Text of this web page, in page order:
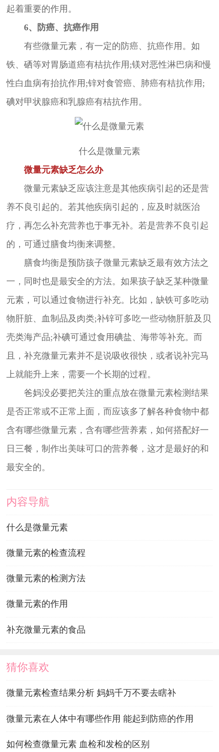
起着重要的作用。
6、防癌、抗癌作用
有些微量元素，有一定的防癌、抗癌作用。如
铁、硒等对胃肠道癌有桔抗作用;镁对恶性淋巴病和慢
性白血病有抬抗作用;锌对食管癌、肺癌有桔抗作用;
碘对甲状腺癌和乳腺癌有桔抗作用。
什么是微量元素
微量元素缺乏怎么办
微量元素缺乏应该注意是其他疾病引起的还是营
养不良引起的。若其他疾病引起的，应及时就医治
疗，再怎么补充营养也于事无补。若是营养不良引起
的，可通过膳食均衡来调整。
膳食均衡是预防孩子微量元素缺乏最有效方法之
一，同时也是最安全的方法。如果孩子缺乏某种微量
元素，可以通过食物进行补充。比如，缺铁可多吃动
物肝脏、血制品及肉类;补锌可多吃一些动物肝脏及贝
壳类海产品;补碘可通过食用碘盐、海带等补充。而
且，补充微量元素并不是说吸收很快，或者说补完马
上就能升上来，需要一个长期的过程。
爸妈没必要把关注的重点放在微量元素检测结果
是否正常或不正常上面，而应该多了解各种食物中都
含有哪些微量元素，含有哪些营养素，如何搭配好一
日三餐，制作出美味可口的营养餐，这才是最好的和
最安全的。
内容导航
什么是微量元素
微量元素的检查流程
微量元素的检测方法
微量元素的作用
补充微量元素的食品
猜你喜欢
微量元素检查结果分析 妈妈千万不要去瞎补
微量元素在人体中有哪些作用 能起到防癌的作用
如何检查微量元素 血检和发检的区别